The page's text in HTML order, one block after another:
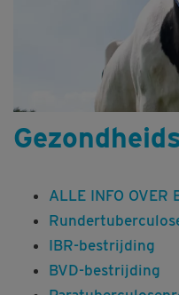
ALLE INFO OVER
IBR-bestrijding
BVD-bestrijding